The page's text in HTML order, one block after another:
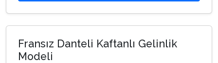
Fransız Danteli Kaftanlı Gelinlik
Modeli